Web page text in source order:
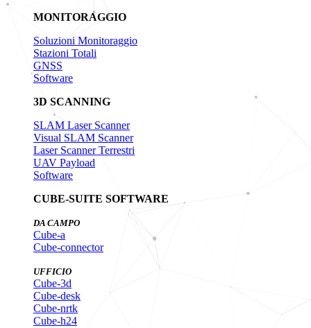
MONITORAGGIO
Soluzioni Monitoraggio
Stazioni Totali
GNSS
Software
3D SCANNING
SLAM Laser Scanner
Visual SLAM Scanner
Laser Scanner Terrestri
UAV Payload
Software
CUBE-SUITE SOFTWARE
DA CAMPO
Cube-a
Cube-connector
UFFICIO
Cube-3d
Cube-desk
Cube-nrtk
Cube-h24